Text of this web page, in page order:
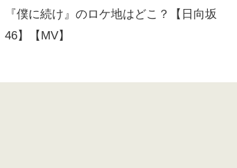
『僕に続け』のロケ地はどこ？【日向坂
46】【MV】